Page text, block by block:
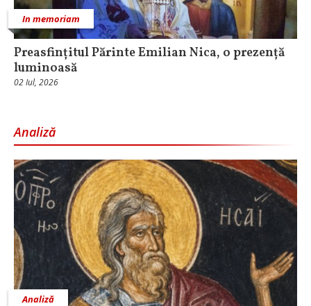
In memoriam
Preasfințitul Părinte Emilian Nica, o prezență
luminoasă
02 Iul, 2026
Analiză
Analiză